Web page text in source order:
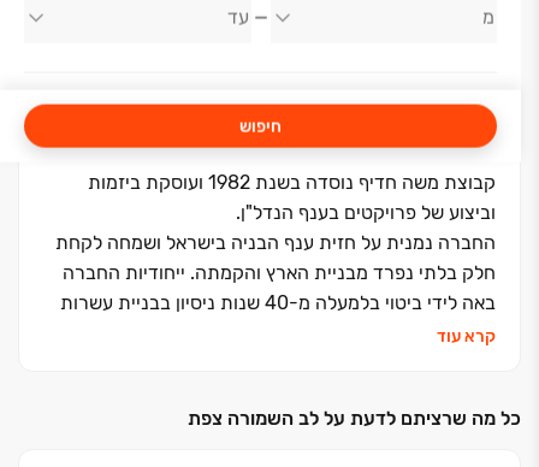
חיפוש
משה חדיף
קבוצת משה חדיף נוסדה בשנת 1982 ועוסקת ביזמות
וביצוע של פרויקטים בענף הנדל"ן.
החברה נמנית על חזית ענף הבניה בישראל ושמחה לקחת
חלק בלתי נפרד מבניית הארץ והקמתה. ייחודיות החברה
באה לידי ביטוי בלמעלה מ-40 שנות ניסיון בבניית עשרות
אלפי יחידות דיור לעשרות אלפי משפחות ברחבי הארץ.
היצירתית ליצירת סביבת מגורים מושלמת. הדבר בא לידי
קרא עוד
כל מה שרציתם לדעת על לב השמורה צפת